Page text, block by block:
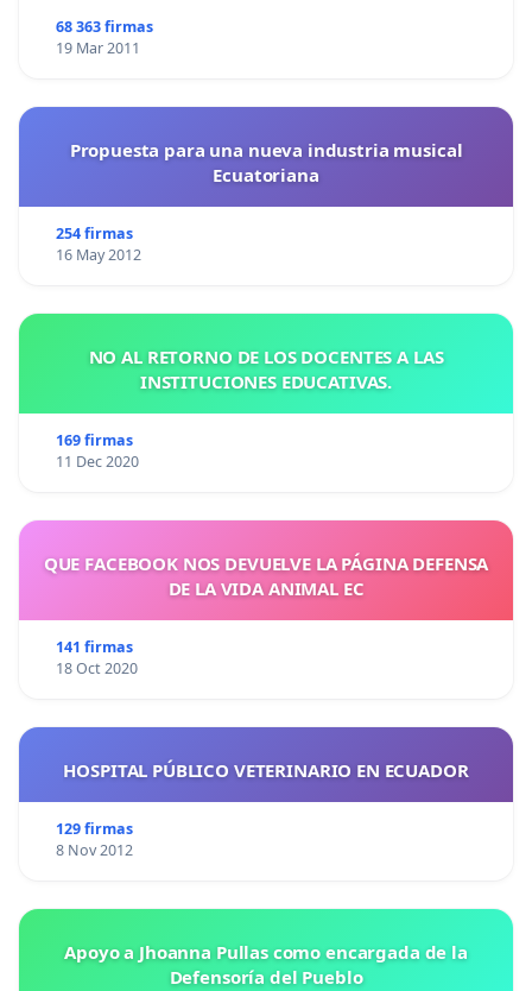
68 363 firmas
19 Mar 2011
Propuesta para una nueva industria musical
Ecuatoriana
254 firmas
16 May 2012
NO AL RETORNO DE LOS DOCENTES A LAS
INSTITUCIONES EDUCATIVAS.
169 firmas
11 Dec 2020
QUE FACEBOOK NOS DEVUELVE LA PÁGINA DEFENSA
DE LA VIDA ANIMAL EC
141 firmas
18 Oct 2020
HOSPITAL PÚBLICO VETERINARIO EN ECUADOR
129 firmas
8 Nov 2012
Apoyo a Jhoanna Pullas como encargada de la
Defensoría del Pueblo